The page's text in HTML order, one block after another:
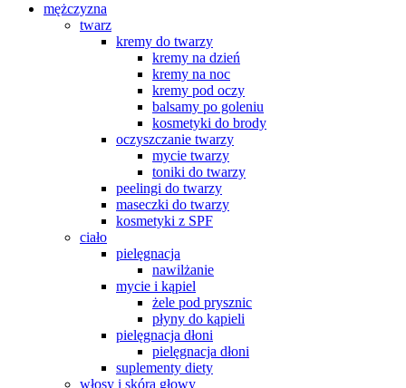
mężczyzna
twarz
kremy do twarzy
kremy na dzień
kremy na noc
kremy pod oczy
balsamy po goleniu
kosmetyki do brody
oczyszczanie twarzy
mycie twarzy
toniki do twarzy
peelingi do twarzy
maseczki do twarzy
kosmetyki z SPF
ciało
pielęgnacja
nawilżanie
mycie i kąpiel
żele pod prysznic
płyny do kąpieli
pielęgnacja dłoni
pielęgnacja dłoni
suplementy diety
włosy i skóra głowy